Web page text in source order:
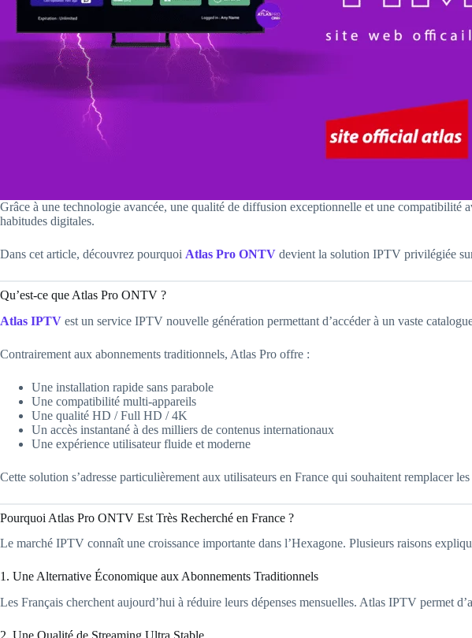
Grâce à une technologie avancée, une qualité de diffusion exceptionnelle et une compatibilité
habitudes digitales.
Dans cet article, découvrez pourquoi Atlas Pro ONTV devient la solution IPTV privilégiée
Qu’est-ce que Atlas Pro ONTV ?
Atlas IPTV est un service IPTV nouvelle génération permettant d’accéder à un vaste
Contrairement aux abonnements traditionnels, Atlas Pro offre :
Une installation rapide sans parabole
Une compatibilité multi-appareils
Une qualité HD / Full HD / 4K
Un accès instantané à des milliers de contenus internationaux
Une expérience utilisateur fluide et moderne
Cette solution s’adresse particulièrement aux utilisateurs en France qui souhaitent remplacer
Pourquoi Atlas Pro ONTV Est Très Recherché en France ?
Le marché IPTV connaît une croissance importante dans l’Hexagone. Plusieurs raisons
1. Une Alternative Économique aux Abonnements Traditionnels
Les Français cherchent aujourd’hui à réduire leurs dépenses mensuelles. Atlas IPTV permet